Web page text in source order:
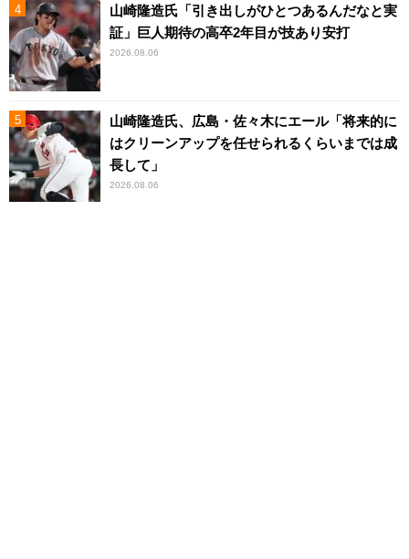
山崎隆造氏「引き出しがひとつあるんだなと実
証」巨人期待の高卒2年目が技あり安打
2026.08.06
山崎隆造氏、広島・佐々木にエール「将来的に
はクリーンアップを任せられるくらいまでは成
長して」
2026.08.06